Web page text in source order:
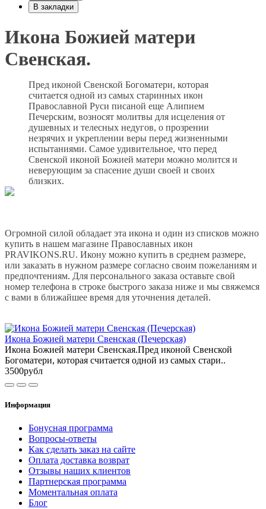
В закладки
Икона Божией матери
Свенская.
Пред иконой Свенской Богоматери, которая
считается одной из самых старинных икон
Православной Руси писаной еще Алипием
Печерским, возносят молитвы для исцеления от
душевных и телесных недугов, о прозрении
незрячих и укреплении веры перед жизненными
испытаниями. Самое удивительное, что перед
Свенской иконой Божией матери можно молится и
неверующим за спасение души своей и своих
близких.
Огромной силой обладает эта икона и один из списков можно
купить в нашем магазине Православных икон
PRAVIKONS.RU. Икону можно купить в среднем размере,
или заказать в нужном размере согласно своим пожеланиям и
предпочтениям. Для персонального заказа оставьте свой
номер телефона в строке быстрого заказа ниже и мы свяжемся
с вами в ближайшее время для уточнения деталей.
Икона Божией матери Свенская (Печерская)
Икона Божией матери Свенская.Пред иконой Свенской
Богоматери, которая считается одной из самых стари..
3500рубл
Информация
Бонусная программа
Вопросы-ответы
Как сделать заказ на сайте
Оплата доставка возврат
Отзывы наших клиентов
Партнерская программа
Моментальная оплата
Блог